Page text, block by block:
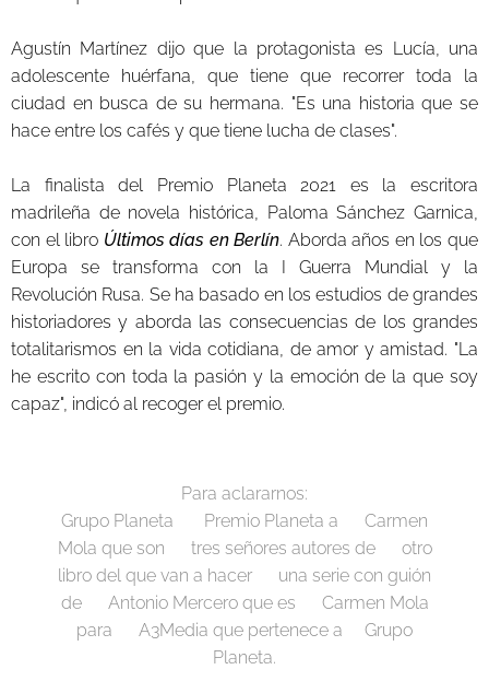
Agustín Martínez dijo que la protagonista es Lucía, una
adolescente huérfana, que tiene que recorrer toda la
ciudad en busca de su hermana. "Es una historia que se
hace entre los cafés y que tiene lucha de clases".
La finalista del Premio Planeta 2021 es la escritora
madrileña de novela histórica, Paloma Sánchez Garnica,
con el libro Últimos días en Berlín. Aborda años en los que
Europa se transforma con la I Guerra Mundial y la
Revolución Rusa. Se ha basado en los estudios de grandes
historiadores y aborda las consecuencias de los grandes
totalitarismos en la vida cotidiana, de amor y amistad. "La
he escrito con toda la pasión y la emoción de la que soy
capaz", indicó al recoger el premio.
Para aclararnos:
Grupo Planeta ➡️ Premio Planeta a➡️ Carmen
Mola que son➡️ tres señores autores de➡️ otro
libro del que van a hacer➡️ una serie con guión
de➡️ Antonio Mercero que es➡️ Carmen Mola
para➡️ A3Media que pertenece a➡️Grupo
Planeta.